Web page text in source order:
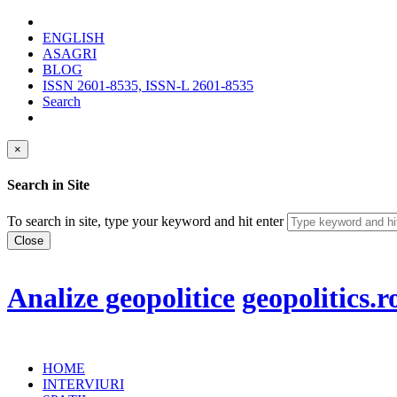
ENGLISH
ASAGRI
BLOG
ISSN 2601-8535, ISSN-L 2601-8535
Search
×
Search in Site
To search in site, type your keyword and hit enter
Close
Analize geopolitice
HOME
INTERVIURI